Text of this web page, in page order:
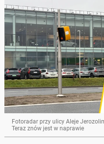
Skrót przygotowany przez Onet Czat z
Fotoradary w Polsce
działają z 10-
Dopuszczalne
skutkuje mandatem,
Policja może karać
prędkości przy
Rząd planuje
zwiększyć
Mandaty za
wahają się od 50 do
Fotoradar przy ulicy Aleje
Teraz znów jest w naprawie